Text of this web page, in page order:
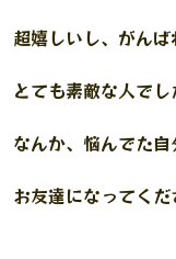
超嬉しいし、がん
とても素敵な人でし
なんか、悩んでた
お友達になってく